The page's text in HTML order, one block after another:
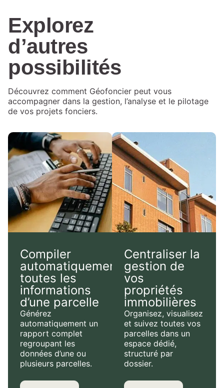
Explorez
d’autres
possibilités
Découvrez comment Géofoncier peut vous
accompagner dans la gestion, l’analyse et le pilotage
de vos projets fonciers.
Compiler
automatiquement
toutes les
informations
d’une parcelle
Générez
automatiquement un
rapport complet
regroupant les
données d’une ou
plusieurs parcelles.
Centraliser la
gestion de
vos
propriétés
immobilières
Organisez, visualisez
et suivez toutes vos
parcelles dans un
espace dédié,
structuré par
dossier.